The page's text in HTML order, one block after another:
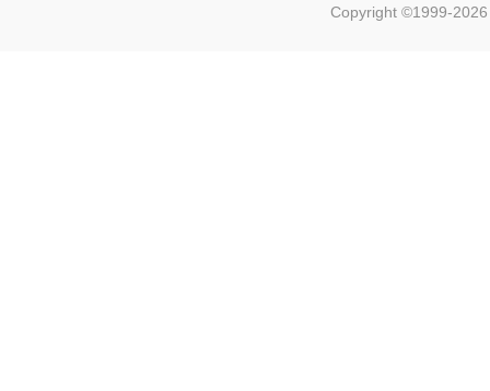
Copyright ©1999-